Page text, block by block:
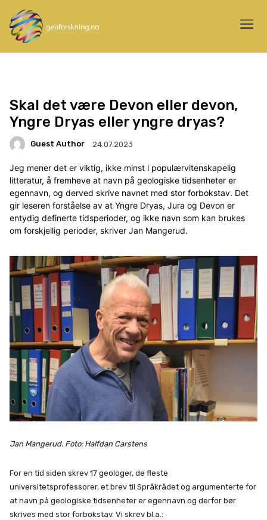
Skal det være Devon eller devon,
Yngre Dryas eller yngre dryas?
Guest Author 24.07.2023
Jeg mener det er viktig, ikke minst i populærvitenskapelig
litteratur, å fremheve at navn på geologiske tidsenheter er
egennavn, og derved skrive navnet med stor forbokstav. Det
gir leseren forståelse av at Yngre Dryas, Jura og Devon er
entydig definerte tidsperioder, og ikke navn som kan brukes
om forskjellig perioder, skriver Jan Mangerud.
Jan Mangerud. Foto: Halfdan Carstens
For en tid siden skrev 17 geologer, de fleste
universitetsprofessorer, et brev til Språkrådet og argumenterte for
at navn på geologiske tidsenheter er egennavn og derfor bør
skrives med stor forbokstav. Vi skrev bl.a.: